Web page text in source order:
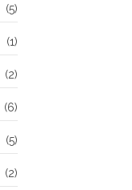
(5)
(1)
(2)
(6)
(5)
(2)